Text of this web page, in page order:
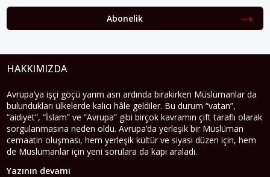
Abonelik
HAKKIMIZDA
Avrupa’ya işçi göçü yarım asrı ardında bırakırken Müslümanlar da
bulundukları ülkelerde kalıcı hâle geldiler. Bu durum “vatan”,
“aidiyet”, “İslam” ve “Avrupa” gibi birçok kavramın çift taraflı olarak
sorgulanmasına neden oldu. Avrupa’da yerleşik bir Müslüman
cemaatin oluşması, hem yerleşik kültür ve siyasi düzen için, hem
de Müslümanlar için yeni sorulara da kapı araladı.
Yazının devamı